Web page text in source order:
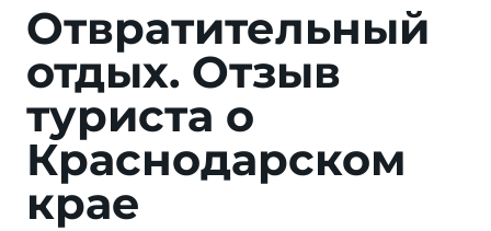
Отвратительный
отдых. Отзыв
туриста о
Краснодарском
крае